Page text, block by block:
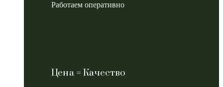
Работаем оперативно
Цена = Качество